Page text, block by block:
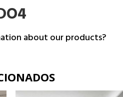
about our products?